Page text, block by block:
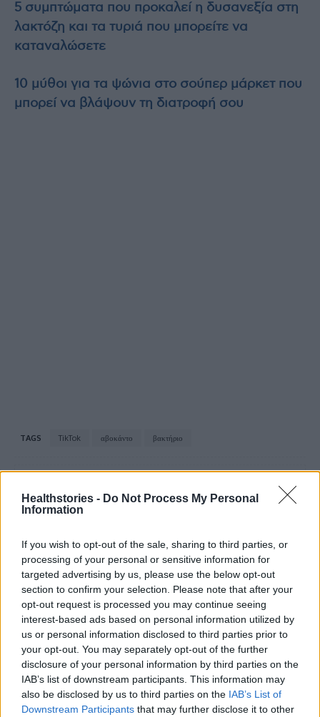
Healthstories - Do Not Process My Personal
Information
If you wish to opt-out of the sale, sharing to third parties, or
processing of your personal or sensitive information for
targeted advertising by us, please use the below opt-out
section to confirm your selection. Please note that after your
opt-out request is processed you may continue seeing
interest-based ads based on personal information utilized by
us or personal information disclosed to third parties prior to
your opt-out. You may separately opt-out of the further
disclosure of your personal information by third parties on the
IAB’s list of downstream participants. This information may
also be disclosed by us to third parties on the IAB’s List of
Downstream Participants that may further disclose it to other
5 συμπτώματα που προκαλεί η δυσανεξία στη
λακτόζη και τα τυριά που μπορείτε να
καταναλώσετε
10 μύθοι για τα ψώνια στο σούπερ μάρκετ που
μπορεί να βλάψουν τη διατροφή σου
TAGS TikTok αβοκάντο βακτήριο
HS Team